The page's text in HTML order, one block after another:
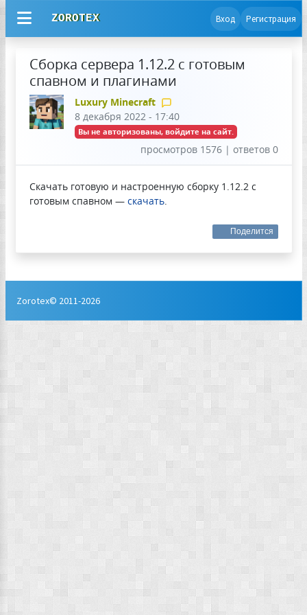
ZOROTEX Вход Регистрация
Сборка сервера 1.12.2 с готовым
спавном и плагинами
Luxury Minecraft
8 декабря 2022 - 17:40
Вы не авторизованы, войдите на сайт.
просмотров 1576 | ответов 0
Скачать готовую и настроенную сборку 1.12.2 с
готовым спавном — скачать.
Поделится
Zorotex© 2011-2026